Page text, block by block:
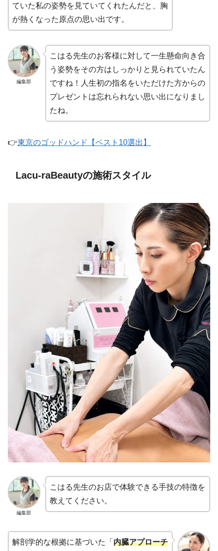
ていた私の姿勢を見ていてくれたんだと、胸
が熱くなった原点の思い出です。
編集部
こはる先生のお客様に対して一生懸命向き合
う姿勢をその方はしっかりと見られていたん
ですね！人生初の指名をいただけた方からの
プレゼントは忘れられない思い出になりまし
たね。
👉東京のゴッドハンド【ベスト10選出】
Lacu-raBeautyの施術スタイル
編集部
こはる先生のお店で体験できる手技の特徴を
教えてください。
解剖学的な根拠に基づいた「 内臓アプローチ